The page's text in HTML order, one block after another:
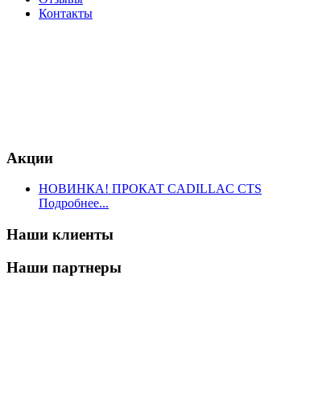
­Контакты
Акции
НОВИНКА! ПРОКАТ CADILLAC CTS
Подробнее...
Наши клиенты
Наши партнеры